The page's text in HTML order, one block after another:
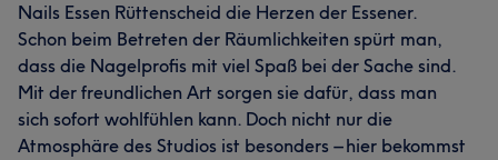
Nails Essen Rüttenscheid die Herzen der Essener.
Schon beim Betreten der Räumlichkeiten spürt man,
dass die Nagelprofis mit viel Spaß bei der Sache sind.
Mit der freundlichen Art sorgen sie dafür, dass man
sich sofort wohlfühlen kann. Doch nicht nur die
Atmosphäre des Studios ist besonders – hier bekommst